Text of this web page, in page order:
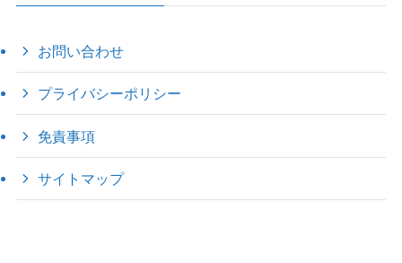
お問い合わせ
プライバシーポリシー
免責事項
サイトマップ